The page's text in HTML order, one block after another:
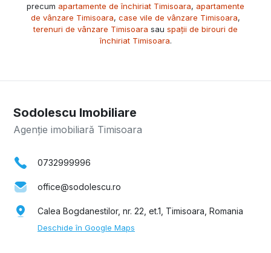
precum apartamente de închiriat Timisoara, apartamente
de vânzare Timisoara, case vile de vânzare Timisoara,
terenuri de vânzare Timisoara sau spații de birouri de
închiriat Timisoara.
Sodolescu Imobiliare
Agenție imobiliară Timisoara
0732999996
office@sodolescu.ro
Calea Bogdanestilor, nr. 22, et.1, Timisoara, Romania
Deschide în Google Maps